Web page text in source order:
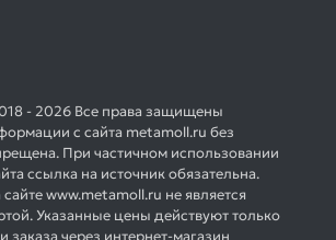
- 2026 Все права защищены
с сайта metamoll.ru без
При частичном использовании
ссылка на источник обязательна.
www.metamoll.ru не является
Указанные цены действуют только
через интернет-магазин